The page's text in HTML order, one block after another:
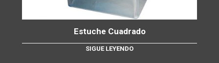
Estuche Cuadrado
SIGUE LEYENDO